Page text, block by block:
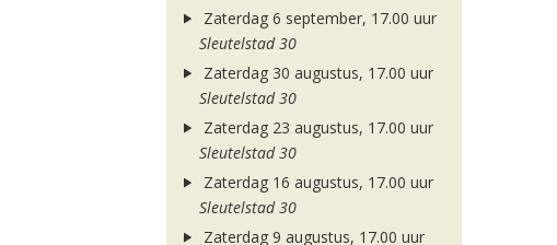
Zaterdag 6 september, 17.00 uur
Sleutelstad 30
Zaterdag 30 augustus, 17.00 uur
Sleutelstad 30
Zaterdag 23 augustus, 17.00 uur
Sleutelstad 30
Zaterdag 16 augustus, 17.00 uur
Sleutelstad 30
Zaterdag 9 augustus, 17.00 uur